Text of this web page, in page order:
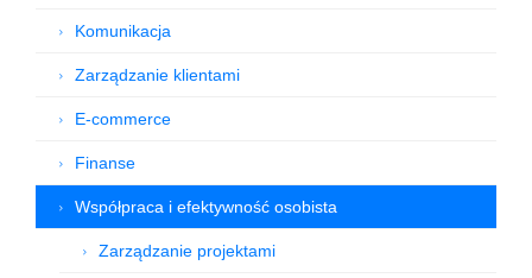
Komunikacja
Zarządzanie klientami
E-commerce
Finanse
Współpraca i efektywność osobista
Zarządzanie projektami